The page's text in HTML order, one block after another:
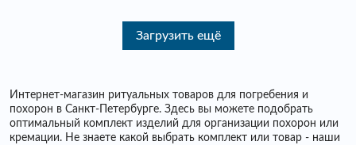
Загрузить ещё
Интернет-магазин ритуальных товаров для погребения и
похорон в Санкт-Петербурге. Здесь вы можете подобрать
оптимальный комплект изделий для организации похорон или
кремации. Не знаете какой выбрать комплект или товар - наши